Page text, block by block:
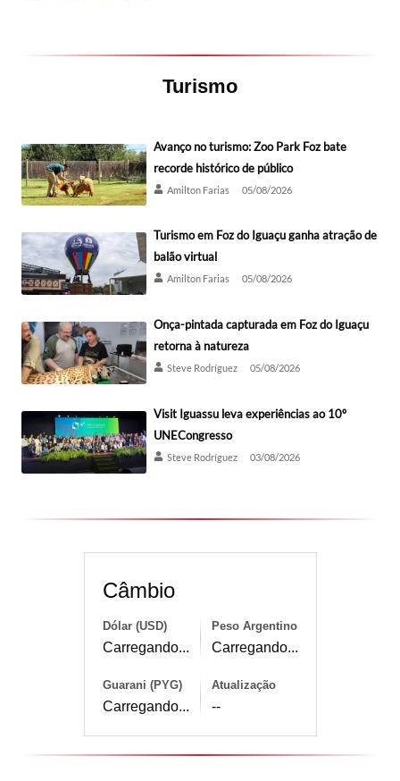
Turismo
Avanço no turismo: Zoo Park Foz bate
recorde histórico de público
Amilton Farias 05/08/2026
Turismo em Foz do Iguaçu ganha atração de
balão virtual
Amilton Farias 05/08/2026
Onça-pintada capturada em Foz do Iguaçu
retorna à natureza
Steve Rodríguez 05/08/2026
Visit Iguassu leva experiências ao 10º
UNECongresso
Steve Rodríguez 03/08/2026
Câmbio
Dólar (USD)
Carregando...
Peso Argentino
Carregando...
Guarani (PYG)
Carregando...
Atualização
--